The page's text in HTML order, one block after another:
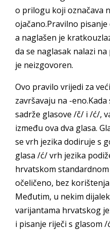
o prilogu koji označava
ojačano.Pravilno
a naglašen je
da se naglasak nalazi
je neizgovoren.
Ovo pravilo vrijedi za
završavaju na -
sadrže glasove /č/ i /ć/,
između ova dva glasa.
se vrh jezika dodiruje s
glasa /ć/ vrh jezika
hrvatskom
očeličeno, bez
Međutim, u nekim
varijantama hrvatskog
i pisanje riječi s glasom